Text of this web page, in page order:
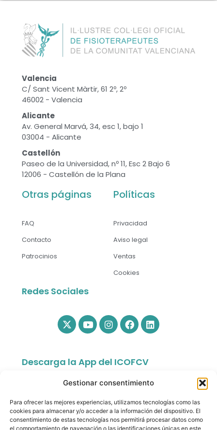
Gestionar consentimiento
Para ofrecer las mejores experiencias, utilizamos tecnologías como las
cookies para almacenar y/o acceder a la información del dispositivo. El
consentimiento de estas tecnologías nos permitirá procesar datos como
el comportamiento de navegación o las identificaciones únicas en este
Valencia
C/ Sant Vicent Màrtir, 61 2º, 2º
46002 - Valencia
Alicante
Av. General Marvá, 34, esc 1, bajo 1
03004 - Alicante
Castellón
Paseo de la Universidad, nº 11, Esc 2 Bajo 6
12006 - Castellón de la Plana
Otras páginas
FAQ
Contacto
Patrocinios
Políticas
Privacidad
Aviso legal
Ventas
Cookies
Redes Sociales
Descarga la App del ICOFCV